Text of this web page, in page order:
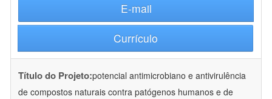
E-mail
Currículo
Título do Projeto:potencial antimicrobiano e antivirulência
de compostos naturais contra patógenos humanos e de